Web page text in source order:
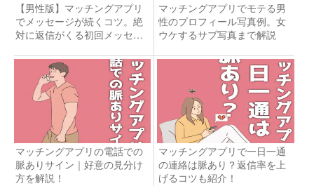
【男性版】マッチングアプリ
でメッセージが続くコツ。絶
対に返信がくる初回メッセと
マッチングアプリでモテる男
性のプロフィール写真例。女
ウケするサブ写真まで解説
マッチングアプリの電話での
脈ありサイン｜好意の見分け
方を解説！
マッチングアプリで一日一通
の連絡は脈あり？返信率を上
げるコツも紹介！